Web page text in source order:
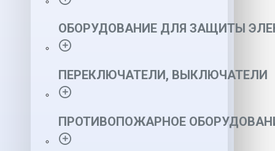
ОБОРУДОВАНИЕ ДЛЯ ЗАЩИТЫ
ПЕРЕКЛЮЧАТЕЛИ, ВЫКЛЮЧАТЕЛИ
ПРОТИВОПОЖАРНОЕ